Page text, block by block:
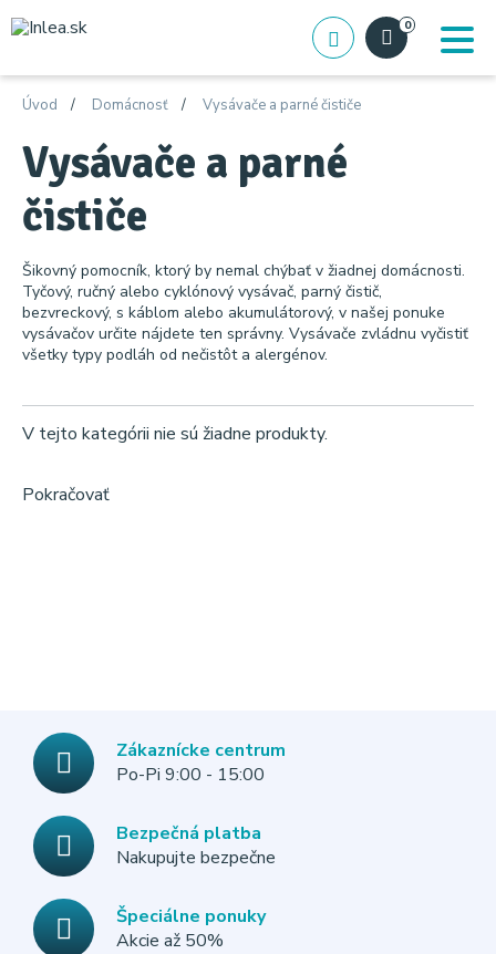
0
Úvod Domácnosť Vysávače a parné čističe
Vysávače a parné
čističe
Šikovný pomocník, ktorý by nemal chýbať v žiadnej domácnosti.
Tyčový, ručný alebo cyklónový vysávač, parný čistič,
bezvreckový, s káblom alebo akumulátorový, v našej ponuke
vysávačov určite nájdete ten správny. Vysávače zvládnu vyčistiť
všetky typy podláh od nečistôt a alergénov.
V tejto kategórii nie sú žiadne produkty.
Pokračovať
Zákaznícke centrum
Po-Pi 9:00 - 15:00
Bezpečná platba
Nakupujte bezpečne
Špeciálne ponuky
Akcie až 50%